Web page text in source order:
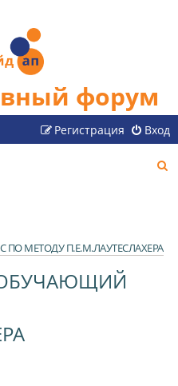
форум
Вход
Регистрация
МЕТОДУ П.Е.М.ЛАУТЕСЛАХЕРА